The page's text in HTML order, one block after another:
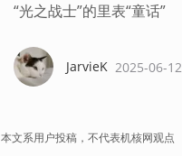
“光之战士”的里表“童话”
JarvieK 2025-06-12
本文系用户投稿，不代表机核网观点